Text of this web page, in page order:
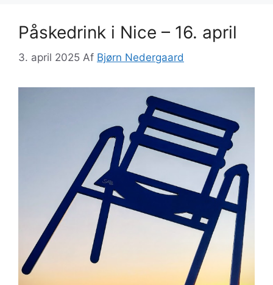
Påskedrink i Nice – 16. april
3. april 2025 Af Bjørn Nedergaard